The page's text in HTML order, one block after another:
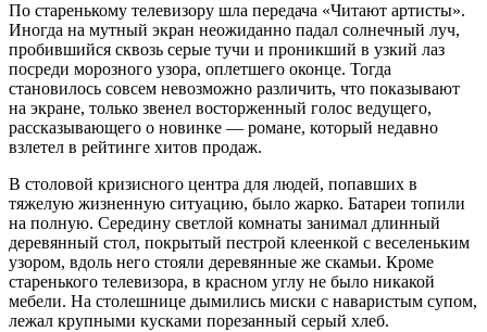
По старенькому телевизору шла передача «Читают артисты».
Иногда на мутный экран неожиданно падал солнечный луч,
пробившийся сквозь серые тучи и проникший в узкий лаз
посреди морозного узора, оплетшего оконце. Тогда
становилось совсем невозможно различить, что показывают
на экране, только звенел восторженный голос ведущего,
рассказывающего о новинке — романе, который недавно
взлетел в рейтинге хитов продаж.
В столовой кризисного центра для людей, попавших в
тяжелую жизненную ситуацию, было жарко. Батареи топили
на полную. Середину светлой комнаты занимал длинный
деревянный стол, покрытый пестрой клеенкой с веселеньким
узором, вдоль него стояли деревянные же скамьи. Кроме
старенького телевизора, в красном углу не было никакой
мебели. На столешнице дымились миски с наваристым супом,
лежал крупными кусками порезанный серый хлеб.